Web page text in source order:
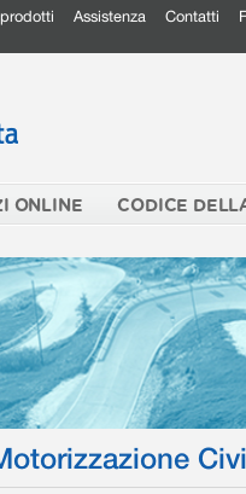
Assistenza Contatti
ONLINE CODICE